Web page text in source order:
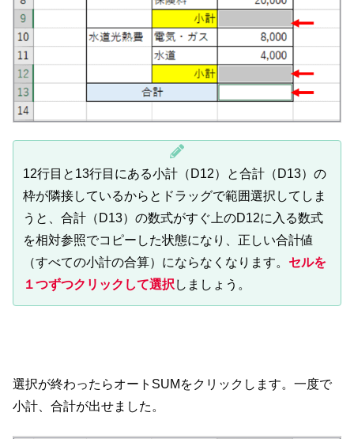
12行目と13行目にある小計（D12）と合計（D13）の
枠が隣接しているからとドラッグで範囲選択してしま
うと、合計（D13）の数式がすぐ上のD12に入る数式
を相対参照でコピーした状態になり、正しい合計値
（すべての小計の合算）にならなくなります。 セルを
１つずつクリックして選択しましょう。
選択が終わったらオートSUMをクリックします。一度で
小計、合計が出せました。